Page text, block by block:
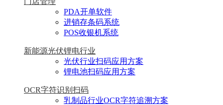
PDA开单软件
进销存条码系统
POS收银机系统
新能源光伏锂电行业
光伏行业扫码应用方案
锂电池扫码应用方案
OCR字符识别扫码
乳制品行业OCR字符追溯方案